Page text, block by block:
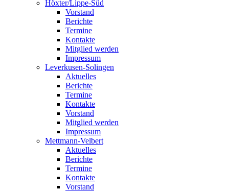
Höxter/Lippe-Süd
Vorstand
Berichte
Termine
Kontakte
Mitglied werden
Impressum
Leverkusen-Solingen
Aktuelles
Berichte
Termine
Kontakte
Vorstand
Mitglied werden
Impressum
Mettmann-Velbert
Aktuelles
Berichte
Termine
Kontakte
Vorstand